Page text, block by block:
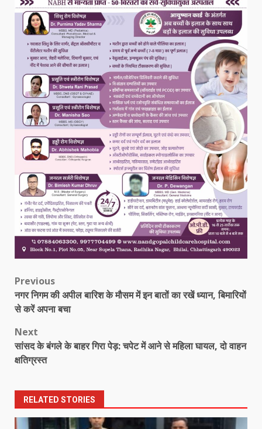
Post
navigation
Previous
नगर निगम की अपील बारिश के मौसम में इन बातों का रखें ध्यान, बिमारियों
से करें अपना बचा
Next
सांसद के बंगले के बाहर गिरा पेड़: चपेट में आने से महिला घायल, दो वाहन
क्षतिग्रस्त
RELATED STORIES